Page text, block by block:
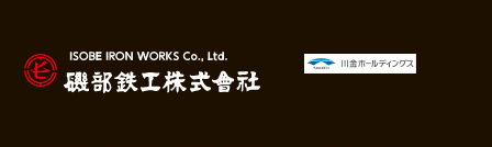
応いたします。